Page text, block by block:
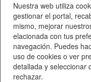
Recuérdame
Entrar
¿Ha olvidado su
Nuestra web utiliza
gestionar el portal,
mismo, mejorar
elacionada con tus
navegación. Puedes
uso de cookies o ver
detallada y seleccionar
rechazar.